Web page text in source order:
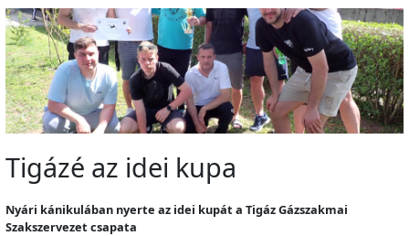
Tigázé az idei kupa
Nyári kánikulában nyerte az idei kupát a Tigáz Gázszakmai
Szakszervezet csapata